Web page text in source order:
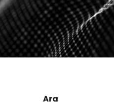
Ara